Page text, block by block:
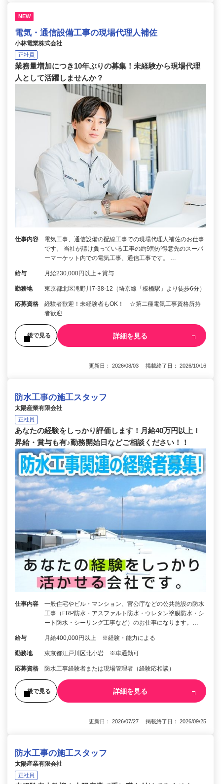
NEW
電気・通信設備工事の現場代理人補佐
小林電業株式会社
正社員
業務量増加につき10年ぶりの募集！未経験から現場代理
人として活躍しませんか？
仕事内容
電気工事、通信設備の配線工事での現場代理人補佐のお仕事
です。 当社が請け負っている工事の約9割が得意先のスーパ
ーマーケット内での電気工事、通信工事です。 …
給与 月給230,000円以上＋賞与
勤務地 東京都北区滝野川7-38-12（埼京線「板橋駅」より徒歩6分）
応募資格
経験者歓迎！未経験者もOK！ ☆第二種電気工事資格所持
者歓迎
後で見る 詳細を見る
更新日： 2026/08/03 掲載終了日： 2026/10/16
防水工事の施工スタッフ
太陽産業有限会社
正社員
あなたの経験をしっかり評価します！月給40万円以上！
昇給・賞与も有♪勤務開始日などご相談ください！！
仕事内容
一般住宅やビル・マンション、官公庁などの公共施設の防水
工事（FRP防水・アスファルト防水・ウレタン塗膜防水・シ
ート防水・シーリング工事など）のお仕事になります。…
給与 月給400,000円以上 ※経験・能力による
勤務地 東京都江戸川区北小岩 ※車通勤可
応募資格 防水工事経験者または現場管理者（経験応相談）
後で見る 詳細を見る
更新日： 2026/07/27 掲載終了日： 2026/09/25
防水工事の施工スタッフ
太陽産業有限会社
正社員